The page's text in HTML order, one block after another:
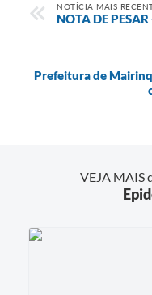
NOTÍCIA MAIS
NOTA DE
Prefeitura de
VEJA MAIS